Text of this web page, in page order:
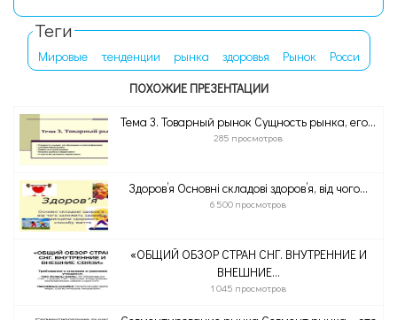
Теги
Мировые тенденции рынка здоровья Рынок
Росси
ПОХОЖИЕ ПРЕЗЕНТАЦИИ
Тема 3. Товарный рынок Сущность рынка, его...
285 просмотров
Здоров’я Основні складові здоров’я, від чого...
6 500 просмотров
«ОБЩИЙ ОБЗОР СТРАН СНГ. ВНУТРЕННИЕ И
ВНЕШНИЕ...
1 045 просмотров